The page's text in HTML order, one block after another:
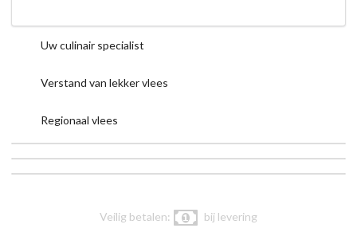
Uw culinair specialist
Verstand van lekker vlees
Regionaal vlees
Veilig betalen: bij levering